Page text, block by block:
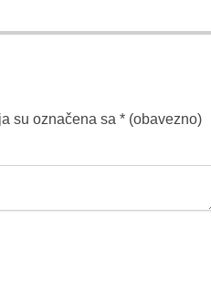
su označena sa * (obavezno)